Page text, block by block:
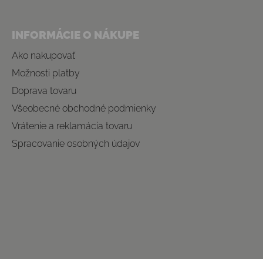
INFORMÁCIE O NÁKUPE
Ako nakupovať
Možnosti platby
Doprava tovaru
Všeobecné obchodné podmienky
Vrátenie a reklamácia tovaru
Spracovanie osobných údajov